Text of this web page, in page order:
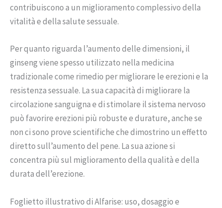
contribuiscono a un miglioramento complessivo della
vitalità e della salute sessuale.
Per quanto riguarda l’aumento delle dimensioni, il
ginseng viene spesso utilizzato nella medicina
tradizionale come rimedio per migliorare le erezioni e la
resistenza sessuale. La sua capacità di migliorare la
circolazione sanguigna e di stimolare il sistema nervoso
può favorire erezioni più robuste e durature, anche se
non ci sono prove scientifiche che dimostrino un effetto
diretto sull’aumento del pene. La sua azione si
concentra più sul miglioramento della qualità e della
durata dell’erezione.
Foglietto illustrativo di Alfarise: uso, dosaggio e